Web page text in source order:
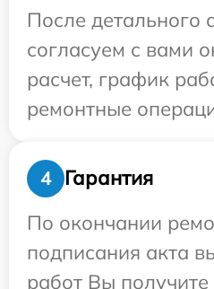
После детального
согласуем с вами
расчет, график
ремонтные
4
Гарантия
По окончании
подписания акта
работ Вы